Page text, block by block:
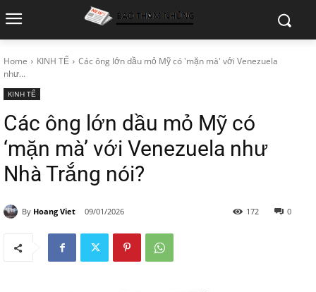
Home KINH TẾ
Các ông lớn dầu mỏ Mỹ có 'mặn mà' với Venezuela
như...
KINH TẾ
Các ông lớn dầu mỏ Mỹ có
‘mặn mà’ với Venezuela như
Nhà Trắng nói?
By Hoang Viet 09/01/2026 0
172